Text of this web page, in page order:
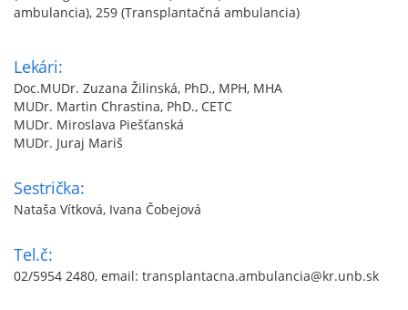
ambulancia), 259 (Transplantačná ambulancia)
Lekári:
Doc.MUDr. Zuzana Žilinská, PhD., MPH, MHA
MUDr. Martin Chrastina, PhD., CETC
MUDr. Miroslava Piešťanská
MUDr. Juraj Mariš
Sestrička:
Nataša Vítková, Ivana Čobejová
Tel.č:
02/5954 2480, email: transplantacna.ambulancia@kr.unb.sk